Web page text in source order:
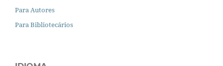
Para Autores
Para Bibliotecários